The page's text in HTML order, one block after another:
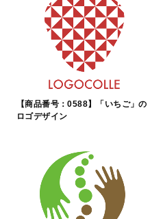
【商品番号：0588】「いちご」の
ロゴデザイン